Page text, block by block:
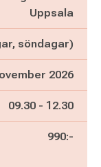
Uppsala
söndagar)
2026
Pågår mellan
09.30 - och
12.30
990:-